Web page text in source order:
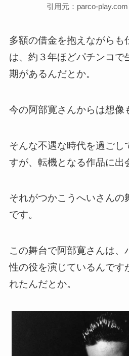
引用元：parco-play.com
多額の借金を抱えながらも
は、約３年ほどパチンコで
期があるんだとか。
今の阿部寛さんからは想像
そんな不遇な時代を過ごし
すが、転機となる作品に出
それがつかこうへいさんの
です。
この舞台で阿部寛さんは、
性の役を演じているんです
れたんだとか。